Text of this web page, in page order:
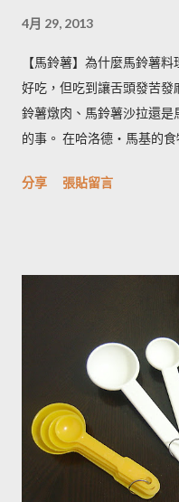
4月 29, 2013
【馬鈴薯】為什麼馬鈴薯
好吃，但吃到讓舌頭發苦
鈴薯燉肉、馬鈴薯沙拉還
的事。 在哈洛德‧馬基的
房知識！ ◆ 馬鈴薯有苦味
含量超標的跡象。 此外在
能引起生物鹼含量倍增，
毫克生物鹼)的三倍。 (書
很了解壓力環境的定義，
薯應該如何正確儲藏？ 1.
生物鹼。 2. 別放進冰箱冷
烹煮變黑的情形較常溫儲
分享 張貼留言